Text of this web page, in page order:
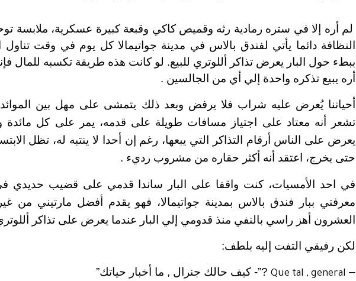
لم أره إلا في ستره رمادية رثه وقميص كاكي وقبعة كبيرة عسكرية، ملابسة
النظافة دائما يأتي لفندق بالاس في مدينة جواتيمالا كل يوم في وقت تناول
ببطء حول البار يعرض تذاكر أللوتري للبيع. لو كانت هذه طريقة تكسبه للمال
أره يبيع تذكره واحدة إلي أي من الجالسين .
أحياننا يُعرض عليه شراب فلا يرفض وبعد ذلك يتمشى على مهل بين
تشعر أنه معتاد على اجتياز مسافات طويلة على قدمه، يمر على كل مائدة
يعرض على الناس أرقام التذاكر التي يبعها، رغم إن أحدا لا ينتبه له، تظل
حتى يخرج، اعتقد أنه أكثر حقاره من مشروب رديء .
في احد الأمسيات، كنت واقفا على البار ساندا قدمي على قضيب حديدي
معرفتي ببار فندق بالاس بمدينة جواتيمالا، فهو يقدم أفضل مارتيني من
العشرون أهز راسي بالنفي منذ قدومي إلي البار عندما يعرض على تذاكر
لكن رفيقي التفت إليه بلطف:
–
Que tal , general ?”- كيف حالك جنرال , ما أخبار حياتك”